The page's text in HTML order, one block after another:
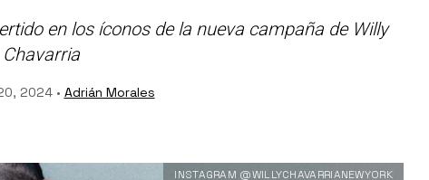
en los íconos de la nueva campaña de Willy
Chavarria
2024 • Adrián Morales
INSTAGRAM @WILLYCHAVARRIANEWYORK